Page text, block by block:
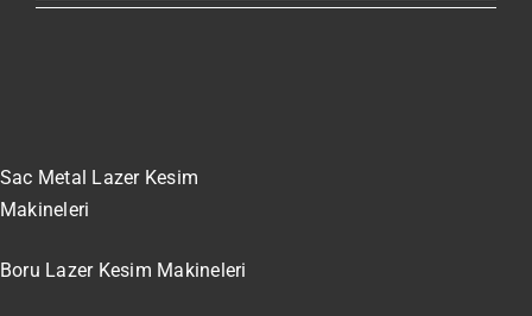
Sac Metal Lazer Kesim
Makineleri
Boru Lazer Kesim Makineleri